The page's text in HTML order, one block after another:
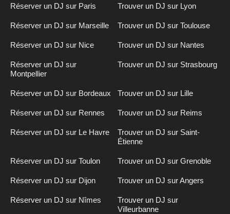
Réserver un DJ sur Paris Trouver un DJ sur Lyon
Réserver un DJ sur Marseille Trouver un DJ sur Toulouse
Réserver un DJ sur Nice Trouver un DJ sur Nantes
Réserver un DJ sur
Montpellier
Trouver un DJ sur Strasbourg
Réserver un DJ sur Bordeaux Trouver un DJ sur Lille
Réserver un DJ sur Rennes Trouver un DJ sur Reims
Réserver un DJ sur Le Havre
Trouver un DJ sur Saint-
Étienne
Réserver un DJ sur Toulon Trouver un DJ sur Grenoble
Réserver un DJ sur Dijon Trouver un DJ sur Angers
Réserver un DJ sur Nîmes
Trouver un DJ sur
Villeurbanne